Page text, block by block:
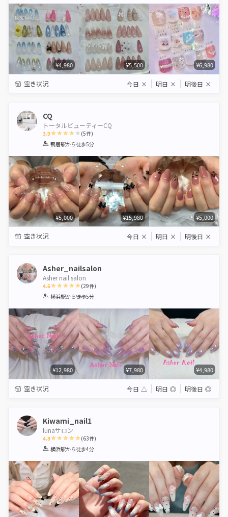
¥4,980 ¥5,500 ¥6,980
空き状況 今日 × 明日 × 明後日 ×
CQ
トータルビューティーCQ
3.9
1 2 3 4 5
(5件)
鴨居駅から徒歩5分
¥5,000 ¥15,980 ¥5,000
空き状況 今日 × 明日 × 明後日 ×
Asher_nailsalon
Asher nail salon
4.6
1 2 3 4 5
(29件)
横浜駅から徒歩5分
¥12,980 ¥7,980 ¥4,980
空き状況 今日 △ 明日 ◎ 明後日 ◎
Kiwami_nail1
lunaサロン
4.8
1 2 3 4 5
(63件)
横浜駅から徒歩4分